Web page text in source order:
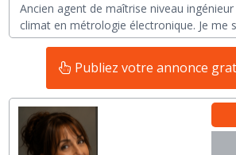
Ancien agent de maîtrise niveau
climat en métrologie électronique. Je me
Publiez votre annonce